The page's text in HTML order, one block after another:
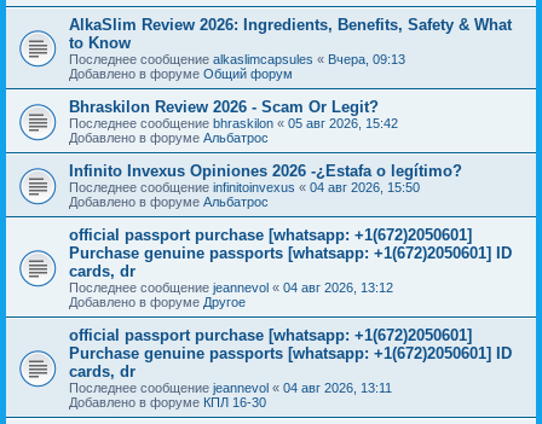
AlkaSlim Review 2026: Ingredients, Benefits, Safety & What
to Know
Последнее сообщение alkaslimcapsules « Вчера, 09:13
Добавлено в форуме Общий форум
Bhraskilon Review 2026 - Scam Or Legit?
Последнее сообщение bhraskilon « 05 авг 2026, 15:42
Добавлено в форуме Альбатрос
Infinito Invexus Opiniones 2026 -¿Estafa o legítimo?
Последнее сообщение infinitoinvexus « 04 авг 2026, 15:50
Добавлено в форуме Альбатрос
official passport purchase [whatsapp: +1(672)2050601]
Purchase genuine passports [whatsapp: +1(672)2050601] ID
cards, dr
Последнее сообщение jeannevol « 04 авг 2026, 13:12
Добавлено в форуме Другое
official passport purchase [whatsapp: +1(672)2050601]
Purchase genuine passports [whatsapp: +1(672)2050601] ID
cards, dr
Последнее сообщение jeannevol « 04 авг 2026, 13:11
Добавлено в форуме КПЛ 16-30